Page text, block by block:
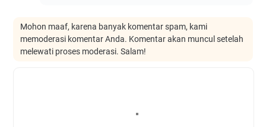
Mohon maaf, karena banyak komentar spam, kami
memoderasi komentar Anda. Komentar akan muncul setelah
melewati proses moderasi. Salam!